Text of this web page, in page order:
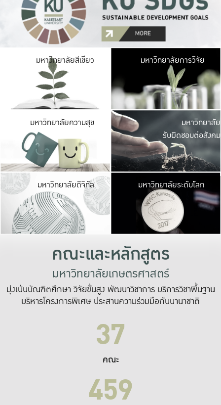
มหาวิทยาลัยสีเขียว มหาวิ
มีพื้นที่เขียวสดใส
เป็นป่าในเมือง เกษต
มหาวิทยาลัยการวิจัย
มหาวิทยาลัยความสุข มหาวิ
ค
เปิดประ
และพบเรื่องราวใ
มหาวิทยาลัย
รับผิดชอบต่อสังคม
มหาวิทยาลัยดิจิทัล มหาวิ
เปลี่ยนแปลง แล
เพื่อทำง
ระบบสารสนเทศ
มหาวิทยาลัยระดับโลก
คณะและหลักสูตร
มหาวิทยาลัยเกษตรศาสตร์
มุ่งเน้นบัณฑิตศึกษา วิจัยขั้นสูง พัฒนาวิชาการ บริการวิชาพื้นฐาน
บริหารโครงการพิเศษ ประสานความร่วมมือกับนานาชาติ
37
คณะ
459